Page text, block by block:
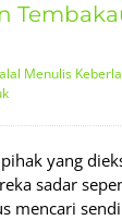
Menulis
yang
sadar
mencari